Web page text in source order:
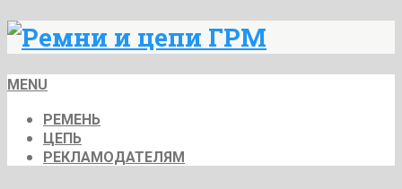
MENU
РЕМЕНЬ
ЦЕПЬ
РЕКЛАМОДАТЕЛЯМ